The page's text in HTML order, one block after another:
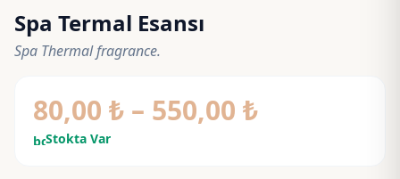
Spa Termal Esansı
Spa Thermal fragrance.
80,00 ₺ – 550,00 ₺Fiyat
boltStokta Var